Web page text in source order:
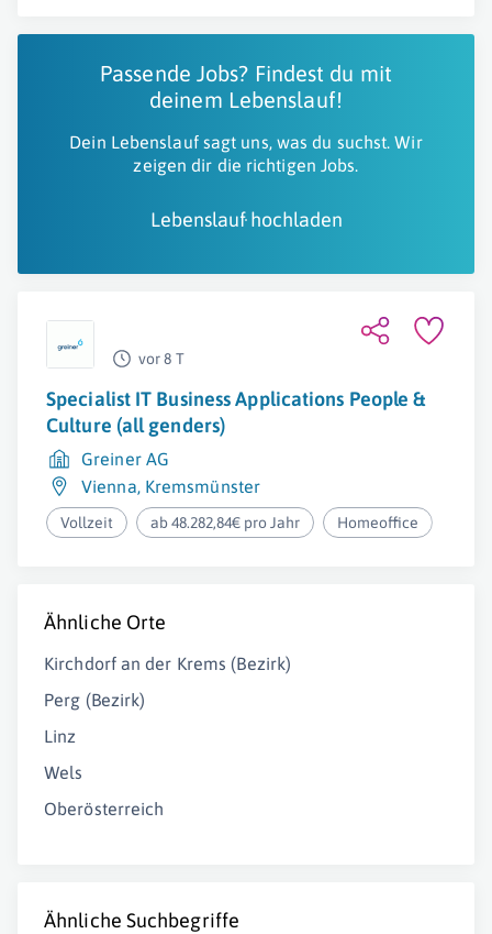
Passende Jobs? Findest du mit
deinem Lebenslauf!
Dein Lebenslauf sagt uns, was du suchst. Wir
zeigen dir die richtigen Jobs.
Lebenslauf hochladen
vor 8 T
Specialist IT Business Applications People &
Culture (all genders)
Greiner AG
Vienna, Kremsmünster
Vollzeit ab 48.282,84€ pro Jahr Homeoffice
Ähnliche Orte
Kirchdorf an der Krems (Bezirk)
Perg (Bezirk)
Linz
Wels
Oberösterreich
Ähnliche Suchbegriffe